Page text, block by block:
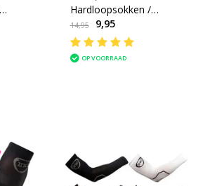
Hardloopsokken /
Sportsokken
14,95 9,95
OP VOORRAAD